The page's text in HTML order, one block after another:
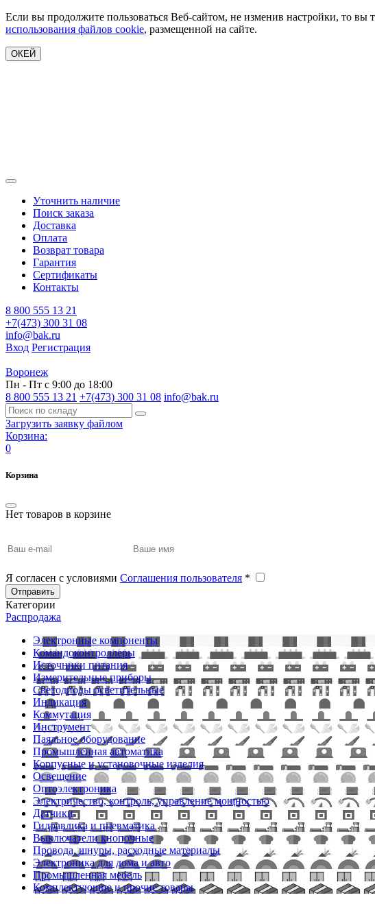
Если вы продолжите пользоваться Веб-сайтом, не изменив настройки, то вы
использования файлов cookie, размещенной на сайте.
ОКЕЙ
Уточнить наличие
Поиск заказа
Доставка
Оплата
Возврат товара
Гарантия
Сертификаты
Контакты
8 800 555 13 21
+7(473) 300 31 08
info@bak.ru
Вход Регистрация
Воронеж
Пн - Пт с 9:00 до 18:00
8 800 555 13 21 +7(473) 300 31 08 info@bak.ru
Загрузить заявку файлом
Корзина:
0
Корзина
Нет товаров в корзине
Я согласен с условиями Соглашения пользователя *
Отправить
Категории
Распродажа
Электронные компоненты
Командоконтроллеры
Источники питания
Измерительные приборы
Светодиоды осветительные
Индикация
Коммутация
Инструмент
Паяльное оборудование
Промышленная автоматика
Корпусные и установочные изделия
Освещение
Оптоэлектроника
Электричество, контроль, управление мощностью
Датчики
Гидравлика и пневматика
Выключатели кнопочные
Провода, шнуры, расходные материалы
Электроника для дома и авто
Промышленная мебель
Комплектующие и прочие товары